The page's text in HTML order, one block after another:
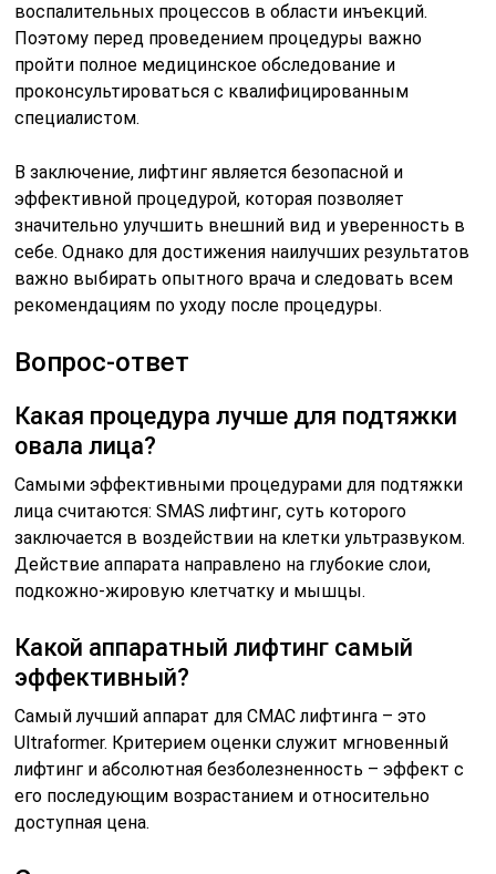
воспалительных процессов в области инъекций.
Поэтому перед проведением процедуры важно
пройти полное медицинское обследование и
проконсультироваться с квалифицированным
специалистом.
В заключение, лифтинг является безопасной и
эффективной процедурой, которая позволяет
значительно улучшить внешний вид и уверенность в
себе. Однако для достижения наилучших результатов
важно выбирать опытного врача и следовать всем
рекомендациям по уходу после процедуры.
Вопрос-ответ
Какая процедура лучше для подтяжки
овала лица?
Самыми эффективными процедурами для подтяжки
лица считаются: SMAS лифтинг, суть которого
заключается в воздействии на клетки ультразвуком.
Действие аппарата направлено на глубокие слои,
подкожно-жировую клетчатку и мышцы.
Какой аппаратный лифтинг самый
эффективный?
Самый лучший аппарат для СМАС лифтинга – это
Ultraformer. Критерием оценки служит мгновенный
лифтинг и абсолютная безболезненность – эффект с
его последующим возрастанием и относительно
доступная цена.